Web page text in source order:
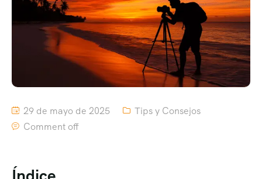
29 de mayo de 2025
Tips y Consejos
Comment off